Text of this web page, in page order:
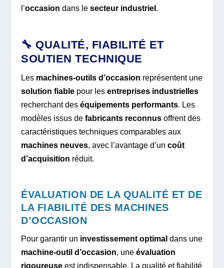
l’occasion dans lesecteur industriel .
🔧 QUALITÉ, FIABILITÉ ET
SOUTIEN TECHNIQUE
Les machines-outils d’occasion représentent une
solution fiable pour lesentreprises industrielles
recherchant deséquipements performants. Les
modèles issus defabricants reconnus offrent des
caractéristiques techniques comparables aux
machines neuves, avec l’avantage d’uncoût
d’acquisition réduit.
ÉVALUATION DE LA QUALITÉ ET DE
LA FIABILITÉ DES MACHINES
D’OCCASION
Pour garantir un investissement optimal dans une
machine-outil d’occasion, uneévaluation
rigoureuse est indispensable. La qualité et fiabilité